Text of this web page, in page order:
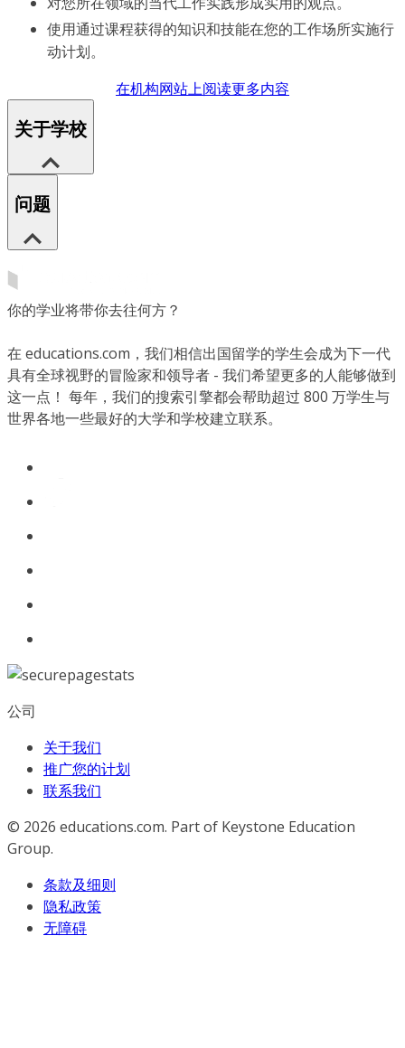
使用通过课程获得的知识和技能在您的工作场所实施行
动计划。
在机构网站上阅读更多内容
关于学校
问题
你的学业将带你去往何方？
在 educations.com，我们相信出国留学的学生会成为下一代
具有全球视野的冒险家和领导者 - 我们希望更多的人能够做到
这一点！ 每年，我们的搜索引擎都会帮助超过 800 万学生与
世界各地一些最好的大学和学校建立联系。
公司
关于我们
推广您的计划
联系我们
© 2026 educations.com. Part of Keystone Education
Group.
条款及细则
隐私政策
无障碍